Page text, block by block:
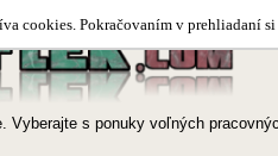
cookies. Pokračovaním v prehliadaní
Vyberajte s ponuky voľných